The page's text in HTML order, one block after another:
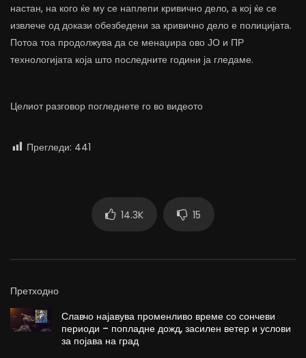
настан, на кого ќе му се наплепи кривично дело, а кој ќе се
извлече од докази обезбедени за кривично дело е полицијата.
Потоа тоа продолжува да се менаџира ово ЈО и ПР
технологијата која што последните години ја гледаме.
Целиот разговор погледнете го во видеото
Прегледи: 441
14.3K 15
Претходно
Славчо најавува променливо време со сончеви
периоди – попладне дожд, засилен ветер и услови
за појава на град